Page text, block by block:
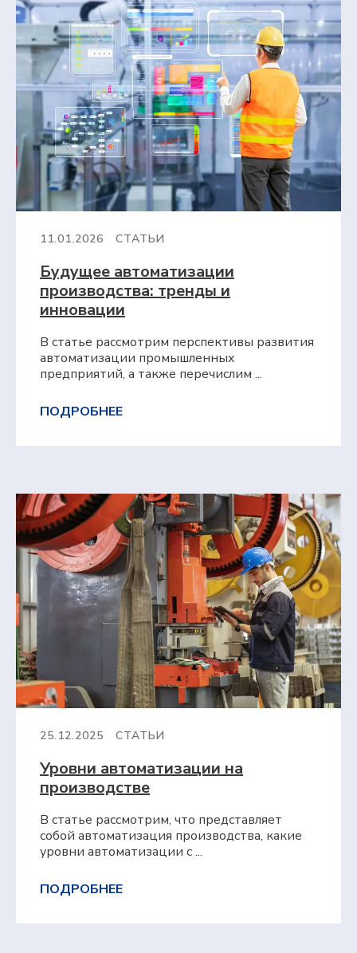
11.01.2026 СТАТЬИ
Будущее автоматизации
производства: тренды и
инновации
В статье рассмотрим перспективы развития
автоматизации промышленных
предприятий, а также перечислим ...
ПОДРОБНЕЕ
25.12.2025 СТАТЬИ
Уровни автоматизации на
производстве
В статье рассмотрим, что представляет
собой автоматизация производства, какие
уровни автоматизации с ...
ПОДРОБНЕЕ